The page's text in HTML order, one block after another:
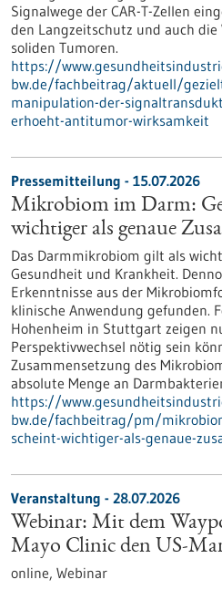
Signalwege der CAR-T-Zellen
den Langzeitschutz und auch
soliden Tumoren.
https://
bw.de/fachbeitrag/aktuell/
manipulation-der-
erhoeht-antitumor-wirksamkeit
Pressemitteilung - 15.07.2026
Mikrobiom im Darm:
wichtiger als genaue
Das Darmmikrobiom gilt als
Gesundheit und Krankheit.
Erkenntnisse aus der
klinische Anwendung gefunden.
Hohenheim in Stuttgart zeigen
Perspektivwechsel nötig sein
Zusammensetzung des
absolute Menge an
https://
bw.de/fachbeitrag/pm/
scheint-wichtiger-als-genaue-
Veranstaltung - 28.07.2026
Webinar: Mit dem
Mayo Clinic den US-
online, Webinar